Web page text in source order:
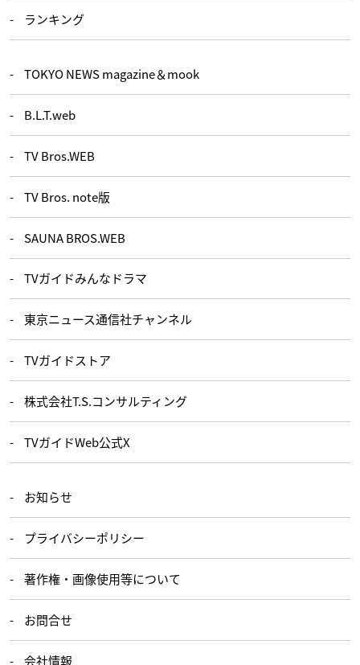
ランキング
TOKYO NEWS magazine＆mook
B.L.T.web
TV Bros.WEB
TV Bros. note版
SAUNA BROS.WEB
TVガイドみんなドラマ
東京ニュース通信社チャンネル
TVガイドストア
株式会社T.S.コンサルティング
TVガイドWeb公式X
お知らせ
プライバシーポリシー
著作権・画像使用等について
お問合せ
会社情報